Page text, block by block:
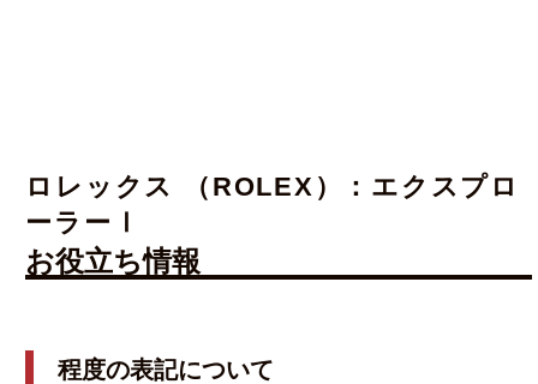
ロレックス （ROLEX）：エクスプロ
ーラーⅠ
お役立ち情報
程度の表記について